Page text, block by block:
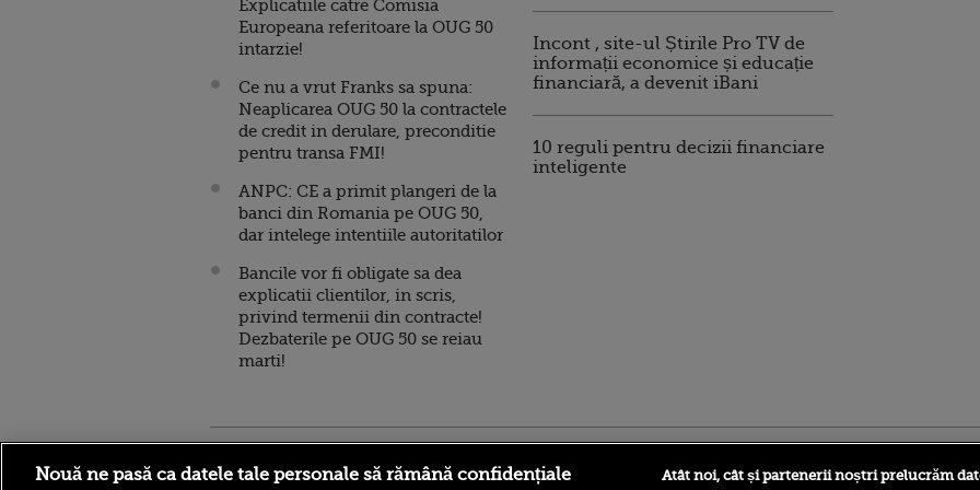
Explicatiile catre Comisia
Europeana referitoare la OUG 50
intarzie!
Ce nu a vrut Franks sa spuna:
Neaplicarea OUG 50 la contractele
de credit in derulare, preconditie
pentru transa FMI!
ANPC: CE a primit plangeri de la
banci din Romania pe OUG 50,
dar intelege intentiile autoritatilor
Bancile vor fi obligate sa dea
explicatii clientilor, in scris,
privind termenii din contracte!
Dezbaterile pe OUG 50 se reiau
marti!
Incont , site-ul Știrile Pro TV de
informații economice și educație
financiară, a devenit iBani
10 reguli pentru decizii financiare
inteligente
Nouă ne pasă ca datele tale personale să rămână confidențiale Atât noi, cât și partenerii noștri prelucrăm